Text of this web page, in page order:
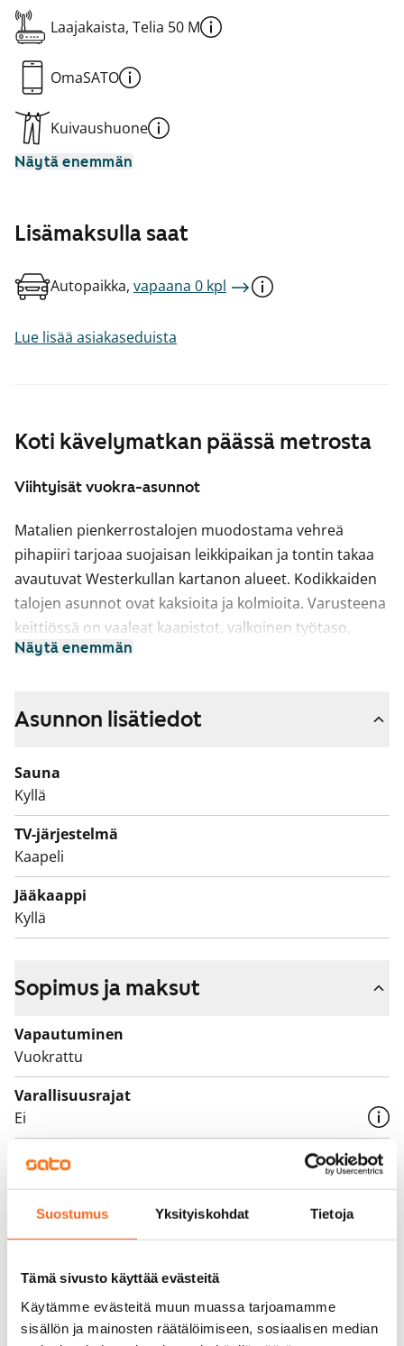
Suostumus Yksityiskohdat Tietoja
Tämä sivusto käyttää evästeitä
Käytämme evästeitä muun muassa tarjoamamme
sisällön ja mainosten räätälöimiseen, sosiaalisen median
Koti kävelymatkan päässä metrosta
Viihtyisät vuokra-asunnot
Matalien pienkerrostalojen muodostama vehreä
pihapiiri tarjoaa suojaisan leikkipaikan ja tontin takaa
avautuvat Westerkullan kartanon alueet. Kodikkaiden
talojen asunnot ovat kaksioita ja kolmioita. Varusteena
keittiössä on vaaleat kaapistot, valkoinen työtaso,
jääkaappipakastin, liesi, liesituuletin ja liitäntä
sauna ja parveke tai asuntopiha.
Näytä enemmän
Laajakaista, Telia 50 M
OmaSATO
Kuivaushuone
Näytä enemmän
Lisämaksulla saat
Autopaikka, vapaana 0 kpl
Lue lisää asiakaseduista
Asunnon lisätiedot
Sauna
Kyllä
TV-järjestelmä
Kaapeli
Jääkaappi
Kyllä
Sopimus ja maksut
Vapautuminen
Vuokrattu
Varallisuusrajat
Ei
Vuokra
Vuokravakuus
0 €, (yrityksille min. 1 kk vuokra)
Pakollinen, ei sisälly vuokraan
Vesimaksu
27 €/hlö/kk